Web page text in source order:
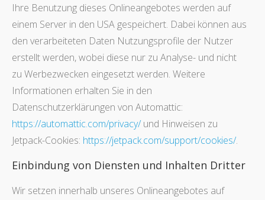
Ihre Benutzung dieses Onlineangebotes werden auf
einem Server in den USA gespeichert. Dabei können aus
den verarbeiteten Daten Nutzungsprofile der Nutzer
erstellt werden, wobei diese nur zu Analyse- und nicht
zu Werbezwecken eingesetzt werden. Weitere
Informationen erhalten Sie in den
Datenschutzerklärungen von Automattic:
https://automattic.com/privacy/ und Hinweisen zu
Jetpack-Cookies: https://jetpack.com/support/cookies/.
Einbindung von Diensten und Inhalten Dritter
Wir setzen innerhalb unseres Onlineangebotes auf